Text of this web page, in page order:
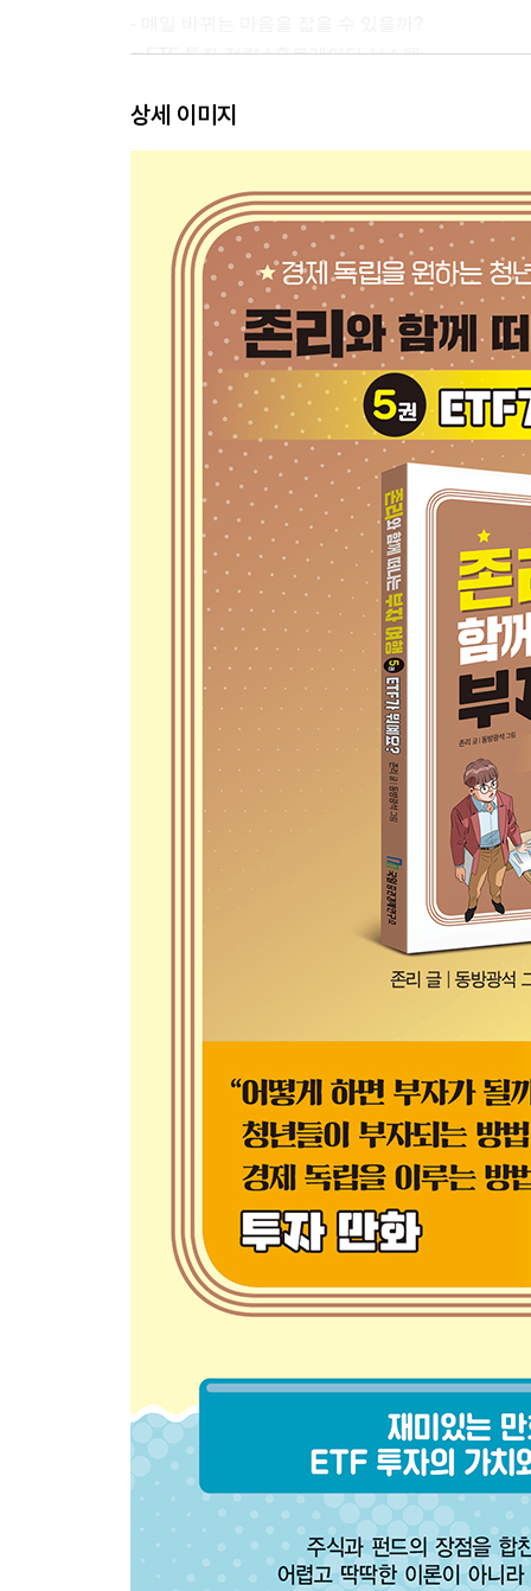
● ETF 투자 전략 / 홈트레이딩 시스템
4장 계속되는 위기
● ETF의 장점 / ETF에 따르는 위험
5장 희망찬 새 출발
- 생각의 차이가 큰 부의 차이를 만든다
● ETF vs 주식 vs 펀드 / ETF를 할 때 지켜야 할 점
상세 이미지